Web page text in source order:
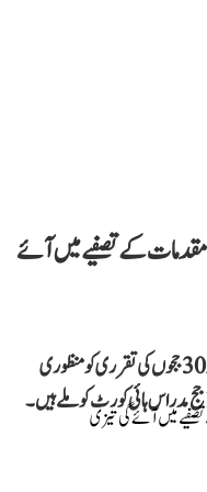
جج، زیر التوا مقدمات کے تصفیے میں آئے
مرکزی حکومت نے 4 ہائی کورٹ میں مجموعی طور پر 30 ججوں کی تقرری کو منظوری